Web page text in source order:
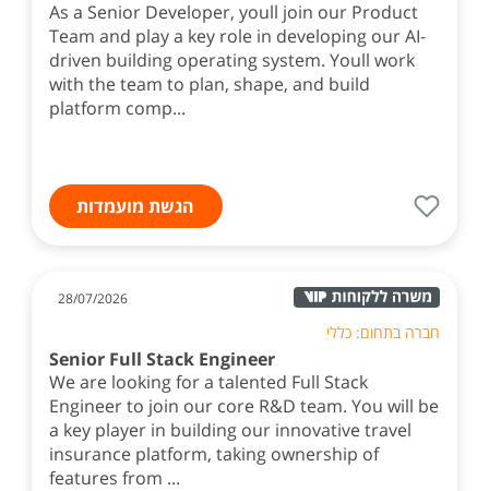
As a Senior Developer, youll join our Product
Team and play a key role in developing our AI-
driven building operating system. Youll work
with the team to plan, shape, and build
platform comp...
הגשת מועמדות
28/07/2026
חברה בתחום: כללי
Senior Full Stack Engineer
We are looking for a talented Full Stack
Engineer to join our core R&D team. You will be
a key player in building our innovative travel
insurance platform, taking ownership of
features from ...